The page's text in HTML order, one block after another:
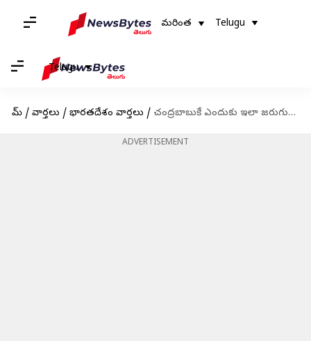
మరింత Telugu
Telugu
హోమ్ / వార్తలు / భారతదేశం వార్తలు / చంద్రబాబుకే ఎందుకు ఇలా జరుగుతోంది? మరోసారి తొక్కిసలాట.. ముగ్గురు మృతి
ADVERTISEMENT